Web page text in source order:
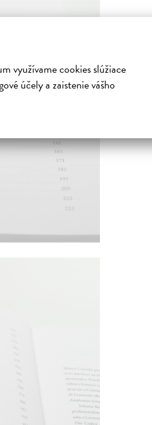
využívame cookies slúžiace
účely a zaistenie vášho